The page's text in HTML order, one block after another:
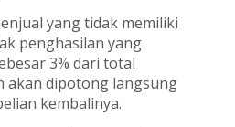
yang tidak memiliki
penghasilan yang
3% dari total
akan dipotong langsung
kembalinya.